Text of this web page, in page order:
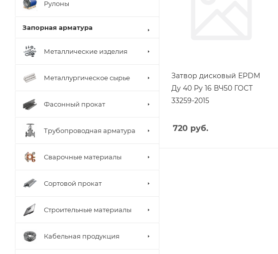
Затвор дисковый EPDM
Ду 40 Ру 16 ВЧ50 ГОСТ
33259-2015
720 руб.
Рулоны
Запорная арматура
Металлические изделия
Металлургическое сырье
Фасонный прокат
Трубопроводная арматура
Сварочные материалы
Сортовой прокат
Строительные материалы
Кабельная продукция